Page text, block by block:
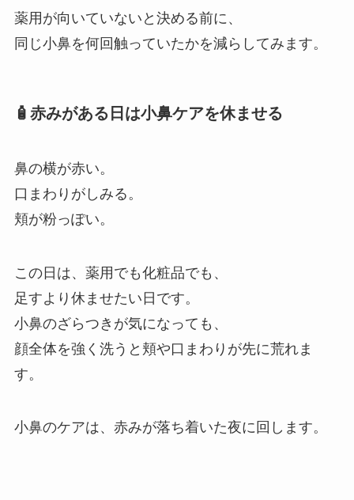
薬用が向いていないと決める前に、
同じ小鼻を何回触っていたかを減らしてみます。
🧴赤みがある日は小鼻ケアを休ませる
鼻の横が赤い。
口まわりがしみる。
頬が粉っぽい。
この日は、薬用でも化粧品でも、
足すより休ませたい日です。
小鼻のざらつきが気になっても、
顔全体を強く洗うと頬や口まわりが先に荒れま
す。
小鼻のケアは、赤みが落ち着いた夜に回します。